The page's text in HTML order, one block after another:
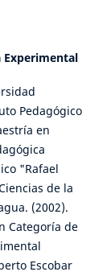
Experimental
Pedagógico
en
"Rafael
de la
(2002).
Categoría de
Escobar